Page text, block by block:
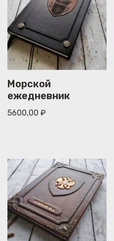
Морской
ежедневник
5600,00 ₽